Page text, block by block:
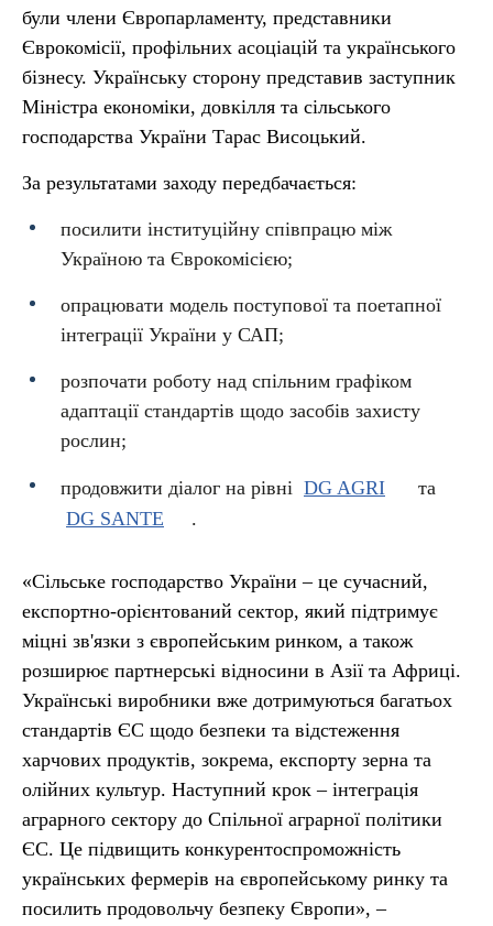
були члени Європарламенту, представники
Єврокомісії, профільних асоціацій та українського
бізнесу. Українську сторону представив заступник
Міністра економіки, довкілля та сільського
господарства України Тарас Висоцький.
За результатами заходу передбачається:
посилити інституційну співпрацю між
Україною та Єврокомісією;
опрацювати модель поступової та поетапної
інтеграції України у САП;
розпочати роботу над спільним графіком
адаптації стандартів щодо засобів захисту
рослин;
продовжити діалог на рівні DG AGRI
та
DG SANTE
.
«Сільське господарство України – це сучасний,
експортно-орієнтований сектор, який підтримує
міцні зв'язки з європейським ринком, а також
розширює партнерські відносини в Азії та Африці.
Українські виробники вже дотримуються багатьох
стандартів ЄС щодо безпеки та відстеження
харчових продуктів, зокрема, експорту зерна та
олійних культур. Наступний крок – інтеграція
аграрного сектору до Спільної аграрної політики
ЄС. Це підвищить конкурентоспроможність
українських фермерів на європейському ринку та
посилить продовольчу безпеку Європи», –